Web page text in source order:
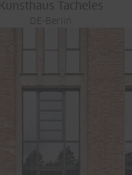
Kunsthaus Tacheles
DE-Berlin